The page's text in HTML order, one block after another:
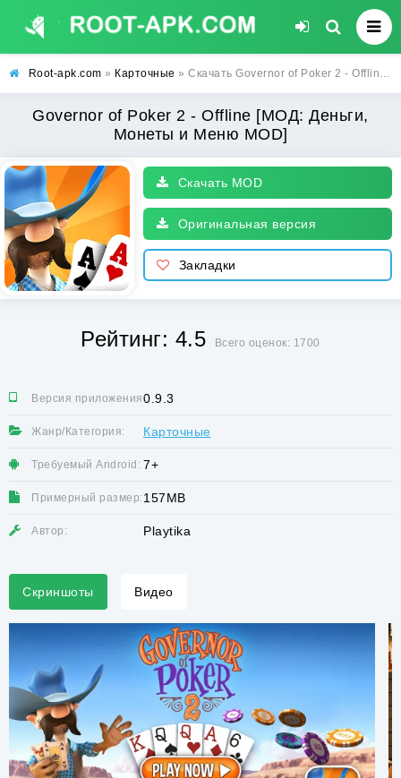
Root-apk.com » Карточные » Скачать Governor of Poker 2 - Offline [МОД: Деньги, Монеты и Меню MOD] | Взлом Governor of Poker 2 - Offline на Андроид
Governor of Poker 2 - Offline [МОД: Деньги,
Монеты и Меню MOD]
Скачать MOD
Оригинальная версия
Закладки
Рейтинг: 4.5 Всего оценок: 1700
Версия приложения:0.9.3
Жанр/Категория: Карточные
Требуемый Android: 7+
Примерный размер: 157MB
Автор: Playtika
Скриншоты Видео